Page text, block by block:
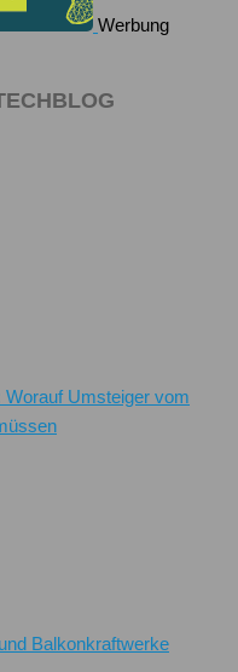
Werbung
Worauf Umsteiger vom
Balkonkraftwerke